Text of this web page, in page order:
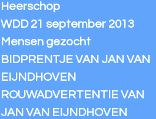
Heerschop
WDD 21 september 2013
Mensen gezocht
BIDPRENTJE VAN JAN VAN
EIJNDHOVEN
ROUWADVERTENTIE VAN
JAN VAN EIJNDHOVEN